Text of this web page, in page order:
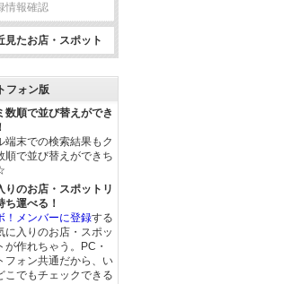
情報確認
見たお店・スポット
フォン版
数順で並び替えができ
端末での検索結果もク
順で並び替えができち
りのお店・スポットリ
ち運べる！
！メンバーに登録する
に入りのお店・スポッ
が作れちゃう。PC・
フォン共通だから、い
こでもチェックできる